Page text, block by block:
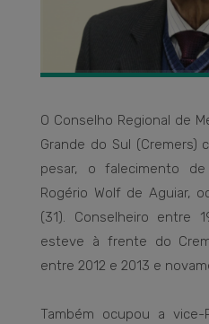
O Conselho Regional de
Grande do Sul (Cremers)
pesar, o falecimento
Rogério Wolf de Aguiar,
(31). Conselheiro entre
esteve à frente do
entre 2012 e 2013 e
Também ocupou a